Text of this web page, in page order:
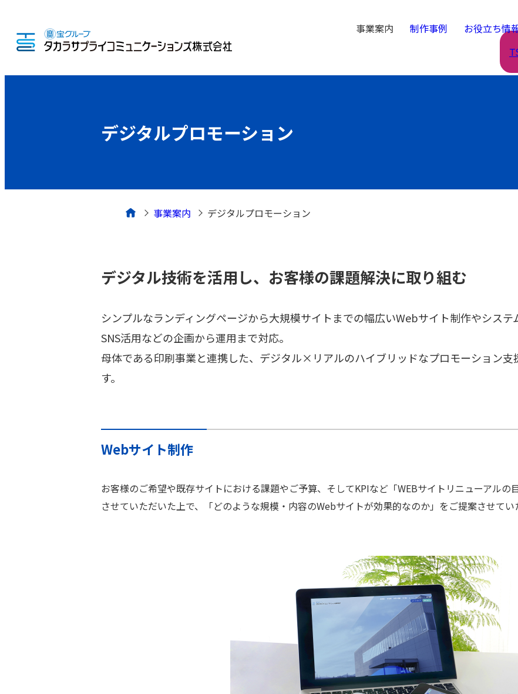
事業案内 制作事例 お役立ち情
デジタルプロモーション
事業案内 デジタルプロモーション
デジタル技術を活用し、お客様の課題解決に取り組む
シンプルなランディングページから大規模サイトまでの幅広いWebサイト制作やシステ
SNS活用などの企画から運用まで対応。
母体である印刷事業と連携した、デジタル×リアルのハイブリッドなプロモーション支
す。
Webサイト制作
お客様のご希望や既存サイトにおける課題やご予算、そしてKPIなど「WEBサイトリニューアル
させていただいた上で、「どのような規模・内容のWebサイトが効果的なのか」をご提案させてい